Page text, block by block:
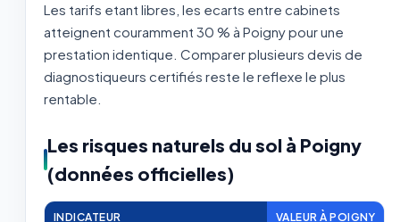
Les tarifs etant libres, les ecarts entre cabinets
atteignent couramment 30 % à Poigny pour une
prestation identique. Comparer plusieurs devis de
diagnostiqueurs certifiés reste le reflexe le plus
rentable.
Les risques naturels du sol à Poigny
(données officielles)
INDICATEUR VALEUR À POIGNY